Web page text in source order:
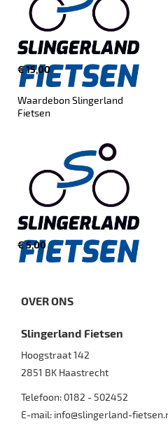
€ 15,00
Waardebon Slingerland
Fietsen
€ 5,00
OVER ONS
Slingerland Fietsen
Hoogstraat 142
2851 BK Haastrecht
Telefoon: 0182 - 502452
E-mail: info@slingerland-